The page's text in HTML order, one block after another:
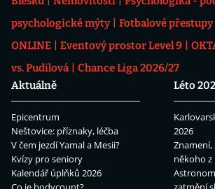
psychologické mýty
Fotbalové přestupy
ONLINE
Eventový prostor Level 9
vs. Pudilová
Chance Liga 2026/27
Aktuálně
Epicentrum
Neštovice: příznaky, léčba
V čem jezdí Yamal a Mesii?
Kvízy pro seniory
Kalendář úplňků 2026
Léto
2026
někoho